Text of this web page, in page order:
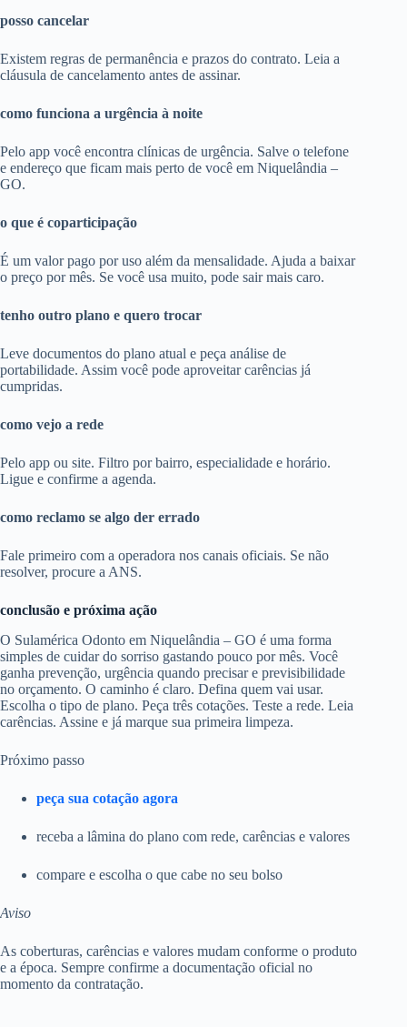
posso cancelar
Existem regras de permanência e prazos do contrato. Leia a
cláusula de cancelamento antes de assinar.
como funciona a urgência à noite
Pelo app você encontra clínicas de urgência. Salve o telefone
e endereço que ficam mais perto de você em Niquelândia –
GO.
o que é coparticipação
É um valor pago por uso além da mensalidade. Ajuda a baixar
o preço por mês. Se você usa muito, pode sair mais caro.
tenho outro plano e quero trocar
Leve documentos do plano atual e peça análise de
portabilidade. Assim você pode aproveitar carências já
cumpridas.
como vejo a rede
Pelo app ou site. Filtro por bairro, especialidade e horário.
Ligue e confirme a agenda.
como reclamo se algo der errado
Fale primeiro com a operadora nos canais oficiais. Se não
resolver, procure a ANS.
conclusão e próxima ação
O Sulamérica Odonto em Niquelândia – GO é uma forma
simples de cuidar do sorriso gastando pouco por mês. Você
ganha prevenção, urgência quando precisar e previsibilidade
no orçamento. O caminho é claro. Defina quem vai usar.
Escolha o tipo de plano. Peça três cotações. Teste a rede. Leia
carências. Assine e já marque sua primeira limpeza.
Próximo passo
peça sua cotação agora
receba a lâmina do plano com rede, carências e valores
compare e escolha o que cabe no seu bolso
Aviso
As coberturas, carências e valores mudam conforme o produto
e a época. Sempre confirme a documentação oficial no
momento da contratação.